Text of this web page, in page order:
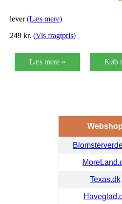
lever(Læs mere)
249 kr. (Vis fragtpris)
Læs mere » Køb
Webshop
Texas.dk